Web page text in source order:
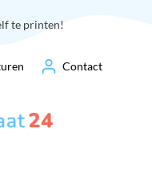
te printen!
Contact